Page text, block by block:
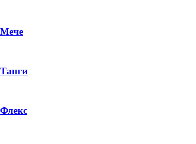
Мече
Танги
Флекс